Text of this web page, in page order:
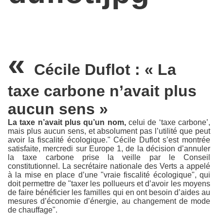
«
Cécile Duflot : « La
taxe carbone n’avait plus
aucun sens »
La taxe n’avait plus qu’un nom, celui de ‘taxe carbone’,
mais plus aucun sens, et absolument pas l’utilité que peut
avoir la fiscalité écologique." Cécile Duflot s’est montrée
satisfaite, mercredi sur Europe 1, de la décision d’annuler
la taxe carbone prise la veille par le Conseil
constitutionnel. La secrétaire nationale des Verts a appelé
à la mise en place d’une "vraie fiscalité écologique", qui
doit permettre de "taxer les pollueurs et d’avoir les moyens
de faire bénéficier les familles qui en ont besoin d’aides au
mesures d’économie d’énergie, au changement de mode
de chauffage".